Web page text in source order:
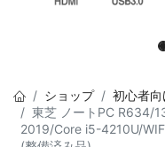
ショップ
初心者
東芝 ノートPC R634/
2019/Core i5-4210U/